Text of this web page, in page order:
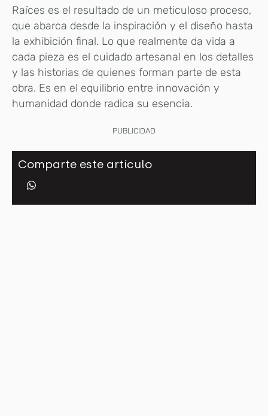
Raíces es el resultado de un meticuloso proceso,
que abarca desde la inspiración y el diseño hasta
la exhibición final. Lo que realmente da vida a
cada pieza es el cuidado artesanal en los detalles
y las historias de quienes forman parte de esta
obra. Es en el equilibrio entre innovación y
humanidad donde radica su esencia.
PUBLICIDAD
Comparte este artículo